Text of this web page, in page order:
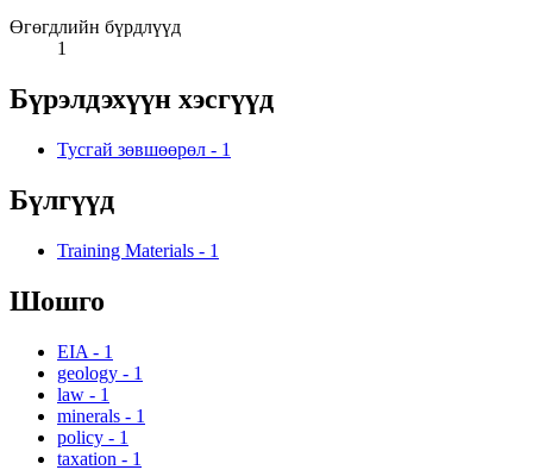
Өгөгдлийн бүрдлүүд
1
Бүрэлдэхүүн хэсгүүд
Тусгай зөвшөөрөл - 1
Бүлгүүд
Training Materials - 1
Шошго
EIA - 1
geology - 1
law - 1
minerals - 1
policy - 1
taxation - 1